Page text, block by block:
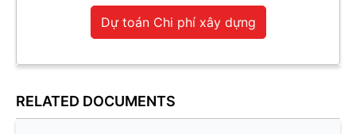
Dự toán Chi phí xây dựng
RELATED DOCUMENTS